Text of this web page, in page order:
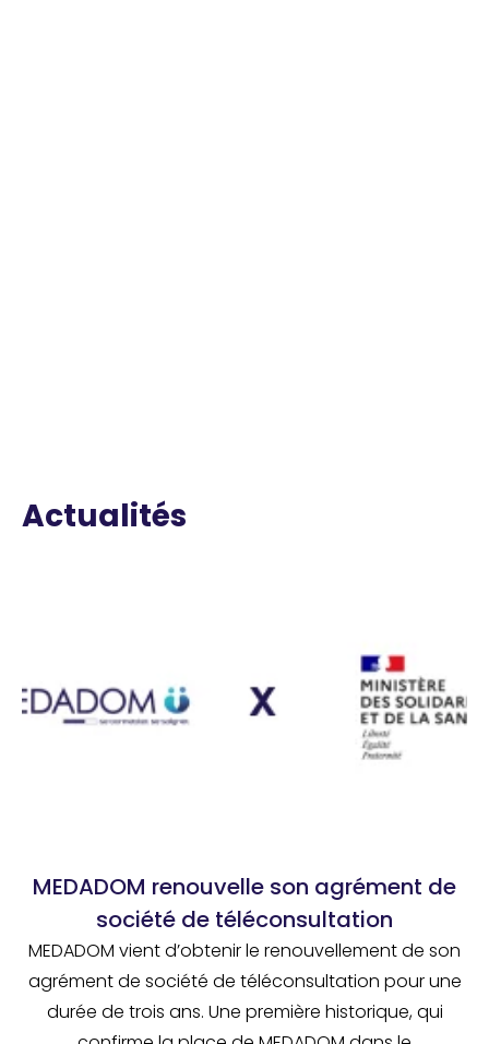
Actualités
MEDADOM renouvelle son agrément de
société de téléconsultation
MEDADOM vient d’obtenir le renouvellement de son
agrément de société de téléconsultation pour une
durée de trois ans. Une première historique, qui